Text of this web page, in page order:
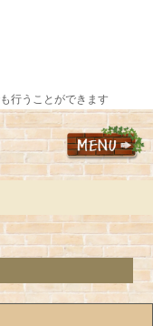
行うことができます